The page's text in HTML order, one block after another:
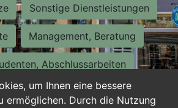
um Ihnen eine bessere
ermöglichen. Durch die Nutzung
Sonstige Dienstleistungen
Management, Beratung
Abschlussarbeiten
Assistenz, Sekretariat